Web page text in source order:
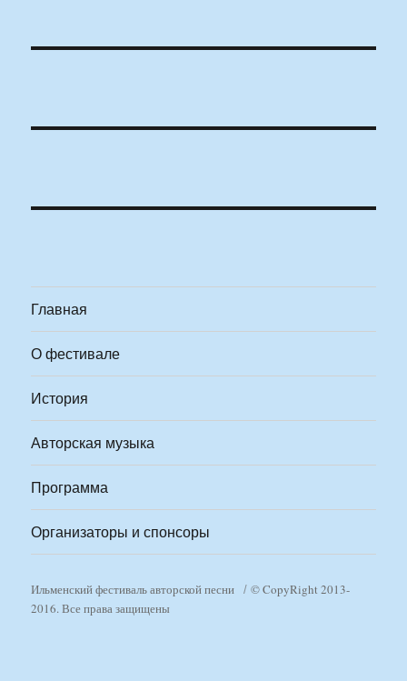
Главная
О фестивале
История
Авторская музыка
Программа
Организаторы и спонсоры
Ильменский фестиваль авторской песни
© CopyRight 2013-
2016. Все права защищены